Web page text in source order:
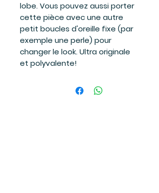
lobe. Vous pouvez aussi porter
cette pièce avec une autre
petit boucles d'oreille fixe (par
exemple une perle) pour
changer le look. Ultra originale
et polyvalente!